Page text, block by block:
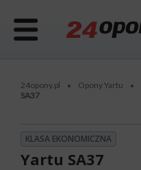
24opony.pl • Opony Yartu •
SA37
KLASA EKONOMICZNA
Yartu SA37